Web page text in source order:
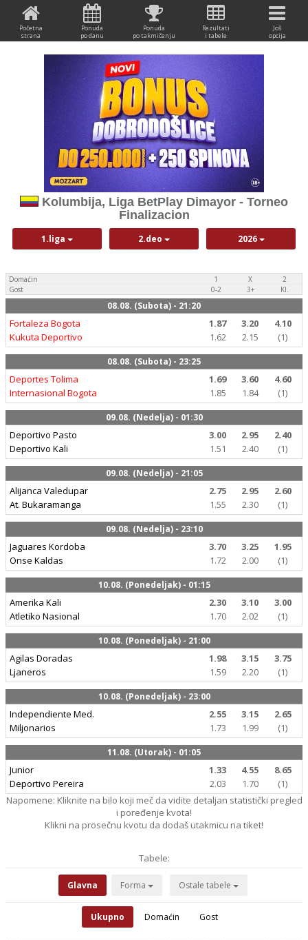
Početna
strana
Ponuda
po danu
Ponuda
po takmičenju
Rezultati
i tabele
Još
opcija
Kolumbija, Liga BetPlay Dimayor - Torneo
Finalizacion
1.liga 2.deo 2026
Domaćin
Gost
1 X
2
0-2
3+ Kl.
08.08. (Subota) - 21:20
Fortaleza Bogota
Kukuta Deportivo
1.87 3.20
4.10
1.62
2.15 (1)
08.08. (Subota) - 23:25
Deportes Tolima
Internasional Bogota
1.69 3.60
4.60
1.85
1.84 (1)
09.08. (Nedelja) - 01:30
Deportivo Pasto
Deportivo Kali
3.00 2.95
2.40
1.51
2.40 (1)
09.08. (Nedelja) - 21:05
Alijanca Valedupar
At. Bukaramanga
2.75 2.95
2.60
1.55
2.30 (1)
09.08. (Nedelja) - 23:10
Jaguares Kordoba
Onse Kaldas
3.70 3.25
1.95
1.72
2.00 (1)
10.08. (Ponedeljak) - 01:15
Amerika Kali
Atletiko Nasional
2.30 3.10
3.00
1.70
2.02 (1)
10.08. (Ponedeljak) - 21:00
Agilas Doradas
Ljaneros
1.98 3.15
3.75
1.59
2.20 (1)
10.08. (Ponedeljak) - 23:00
Independiente Med.
Miljonarios
2.55 3.15
2.65
1.73
1.99 (1)
11.08. (Utorak) - 01:05
Junior
Deportivo Pereira
1.33 4.55
8.65
2.03
1.70
(1)
Napomene: Kliknite na bilo koji meč da vidite detaljan statistički pregled
i poređenje kvota!
Klikni na prosečnu kvotu da dodaš utakmicu na tiket!
Tabele:
Glavna Forma Ostale tabele
Ukupno Domaćin Gost